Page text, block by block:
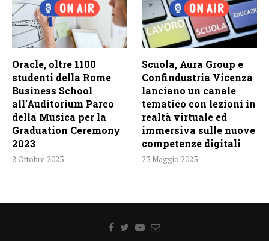
Oracle, oltre 1100
studenti della Rome
Business School
all’Auditorium Parco
della Musica per la
Graduation Ceremony
2023
2 Ottobre 2023
Scuola, Aura Group e
Confindustria Vicenza
lanciano un canale
tematico con lezioni in
realtà virtuale ed
immersiva sulle nuove
competenze digitali
23 Maggio 2023